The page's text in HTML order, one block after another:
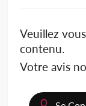
Veuillez
contenu.
Votre avis